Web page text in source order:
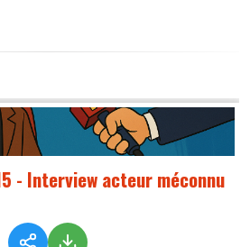
- Interview acteur méconnu